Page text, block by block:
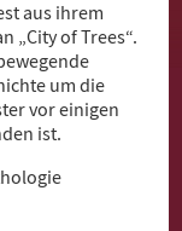
aus ihrem
„City of Trees“.
um die
vor einigen
ist.